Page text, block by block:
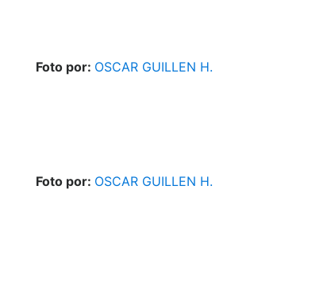
Foto por: OSCAR GUILLEN H.
Foto por: OSCAR GUILLEN H.